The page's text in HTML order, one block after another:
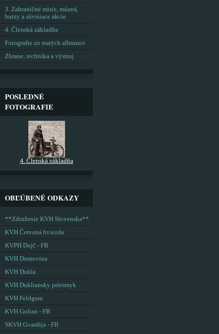
3. Zahraničné misie, múzeá,
burzy a súvisiace akcie
4. Členská základňa
Fotografie zo starých albumov
Zbrane, technika a výstroj
POSLEDNÉ
FOTOGRAFIE
4. Členská základňa
OBĽÚBENÉ ODKAZY
**Združenie KVH Slovenska**
KVH Červená hviezda
KVPH Dojč - FB
KVH Domovina
KVH Dukla
KVH Dukliansky priesmyk
KVH Feldgrau
KVH Golian - FB
SKVH Gvardija - FB